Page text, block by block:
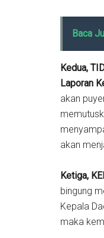
Baca
Kedua,
Laporan
akan
akan
Ketiga,
bingung
Kepala
maka